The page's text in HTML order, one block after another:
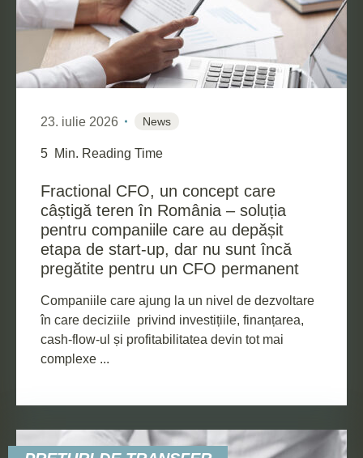
RESET FILTER
23. iulie 2026 News
5 Min. Reading Time
Fractional CFO, un concept care
câștigă teren în România – soluția
pentru companiile care au depășit
etapa de start-up, dar nu sunt încă
pregătite pentru un CFO permanent
Companiile care ajung la un nivel de dezvoltare
în care deciziile privind investițiile, finanțarea,
cash-flow-ul și profitabilitatea devin tot mai
complexe ...